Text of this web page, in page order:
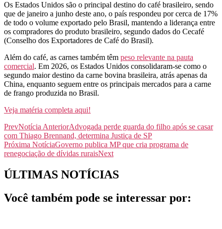
Os Estados Unidos são o principal destino do café brasileiro, sendo
que de janeiro a junho deste ano, o país respondeu por cerca de 17%
de todo o volume exportado pelo Brasil, mantendo a liderança entre
os compradores do produto brasileiro, segundo dados do Cecafé
(Conselho dos Exportadores de Café do Brasil).
Além do café, as carnes também têm peso relevante na pauta
comercial. Em 2026, os Estados Unidos consolidaram-se como o
segundo maior destino da carne bovina brasileira, atrás apenas da
China, enquanto seguem entre os principais mercados para a carne
de frango produzida no Brasil.
Veja matéria completa aqui!
PrevNotícia AnteriorAdvogada perde guarda do filho após se casar
com Thiago Brennand, determina Justiça de SP
Próxima NotíciaGoverno publica MP que cria programa de
renegociação de dívidas ruraisNext
ÚLTIMAS NOTÍCIAS
Você também pode se interessar por: